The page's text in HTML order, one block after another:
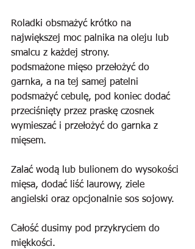
Roladki obsmażyć krótko na
największej moc palnika na oleju lub
smalcu z każdej strony.
podsmażone mięso przełożyć do
garnka, a na tej samej patelni
podsmażyć cebulę, pod koniec dodać
przeciśnięty przez praskę czosnek
wymieszać i przełożyć do garnka z
mięsem.
Zalać wodą lub bulionem do wysokości
mięsa, dodać liść laurowy, ziele
angielski oraz opcjonalnie sos sojowy.
Całość dusimy pod przykryciem do
miękkości.